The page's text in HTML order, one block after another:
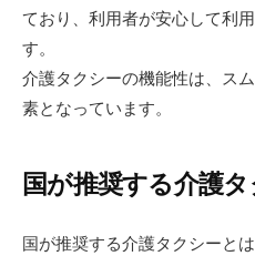
ており、利用者が安心して利
す。
介護タクシーの機能性は、ス
素となっています。
国が推奨する介護
国が推奨する介護タクシーと